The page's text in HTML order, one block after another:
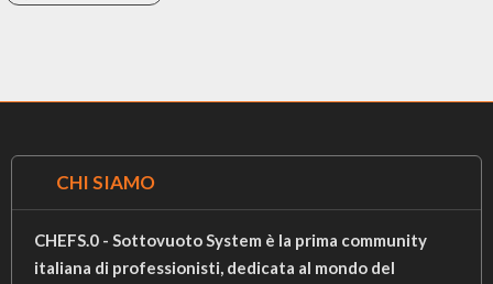
CHI SIAMO
CHEFS.0 - Sottovuoto System è la prima community
italiana di professionisti, dedicata al mondo del